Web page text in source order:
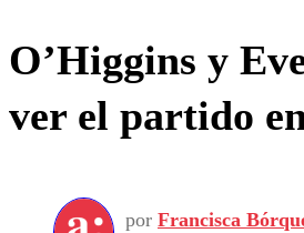
O’Higgins y
ver el partido
por Francisca